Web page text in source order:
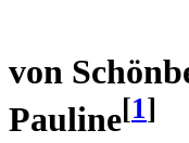
von
Pauline[1]